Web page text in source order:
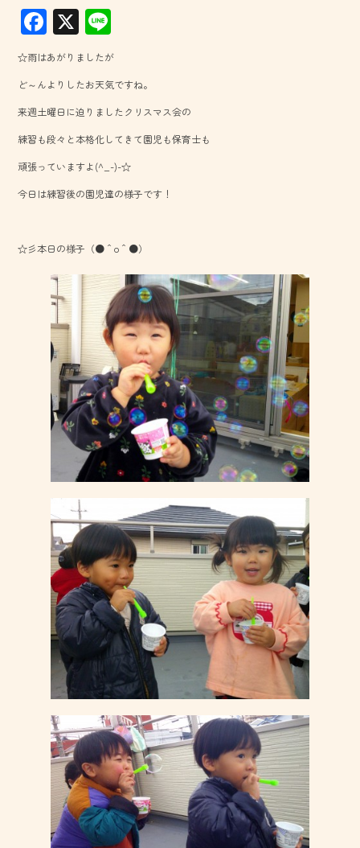
F
ac
e
b
o
ok
X
ne
☆雨はあがりましたが
ど～んよりしたお天気ですね。
来週土曜日に迫りましたクリスマス会の
練習も段々と本格化してきて園児も保育士も
頑張っていますよ(^_-)-☆
今日は練習後の園児達の様子です！
☆彡本日の様子（●＾o＾●）